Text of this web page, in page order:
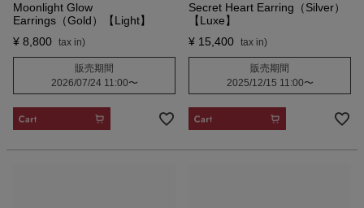
Moonlight Glow
Earrings（Gold）【Light】
¥ 8,800
販売期間
2026/07/24 11:00〜
Secret Heart Earring（Silver）
【Luxe】
¥ 15,400
販売期間
2025/12/15 11:00〜